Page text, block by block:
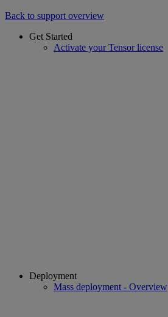
Back to support overview
Get Started
Activate your Tensor license
Deployment
Mass deployment - Overview